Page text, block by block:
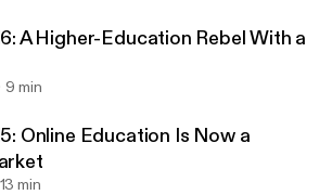
A Higher-Education Rebel With a
9 min
Online Education Is Now a
13 min